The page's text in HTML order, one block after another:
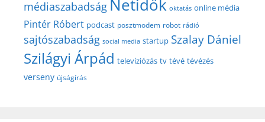
médiaszabadság Netidők oktatás online média
Pintér Róbert podcast posztmodem robot rádió
sajtószabadság social media startup Szalay Dániel
Szilágyi Árpád televíziózás tv tévé tévézés
verseny újságírás